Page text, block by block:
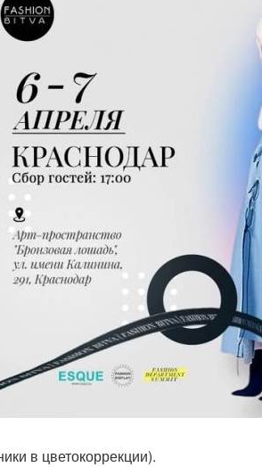
в цветокоррекции).